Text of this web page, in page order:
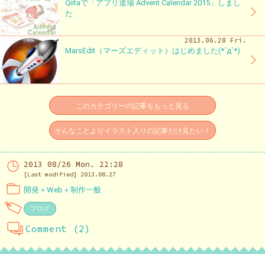
Qiitaで「アプリ道場 Advent Calendar 2015」しまし
た
2013.06.28 Fri.
MarsEdit（マーズエディット）はじめました(*´д`*)
このカテゴリーの記事をもっと見る
そんなことよりイラスト入りの記事だけ見たい！
2013 08/26 Mon. 22:28
[Last modified] 2013.08.27
開発＋Web＋制作一般
ブログ
Comment (2)